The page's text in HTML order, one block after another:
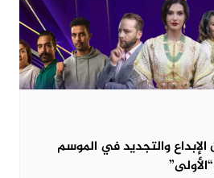
والتجديد في الموسم